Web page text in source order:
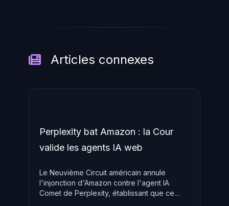
Articles connexes
Perplexity bat Amazon : la Cour
valide les agents IA web
Le Neuvième Circuit américain annule
l'injonction d'Amazon contre l'agent IA
Comet de Perplexity, établissant que ce